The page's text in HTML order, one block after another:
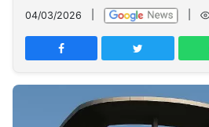
Network
PT
TREETAN
INDONESIA
04/03/2026